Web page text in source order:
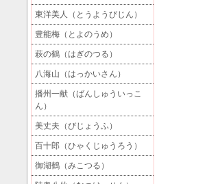
東洋美人（とうようびじん）
豊能梅（とよのうめ）
萩の鶴（はぎのつる）
八海山（はっかいさん）
播州一献（ばんしゅういっこ
ん）
美丈夫（びじょうふ）
百十郎（ひゃくじゅうろう）
御湖鶴（みこつる）